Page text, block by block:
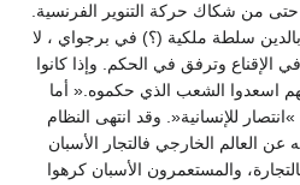
من شكاك حركة التنوير الفرنسية.
بالدين سلطة ملكية (؟) في برجواي ، لا
الإقناع وترفق في الحكم. وإذا كانوا
اسعدوا الشعب الذي حكموه.« أما
للإنسانية«. وقد انتهى النظام
العالم الخارجي فالتجار الأسبان
والمستعمرون الأسبان كرهوا